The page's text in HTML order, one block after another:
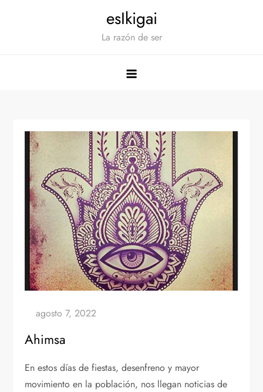
esIkigai
La razón de ser
Ahimsa
En estos días de fiestas, desenfreno y mayor
movimiento en la población, nos llegan noticias de